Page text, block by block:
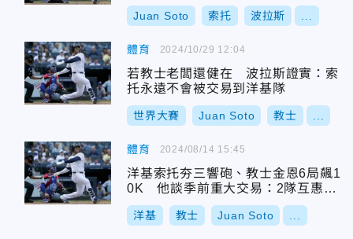
Juan Soto 索托 波拉斯
體育
若教士老闆還健在 波拉斯證實：索
托永遠不會被交易到洋基隊
世界大賽 Juan Soto 教士
2024/10/29 12:04
體育
洋基索托夯三響砲、教士金恩6局飆1
0K 他談季前重大交易：2隊互惠互
利
洋基 教士 Juan Soto
2024/08/14 15:45